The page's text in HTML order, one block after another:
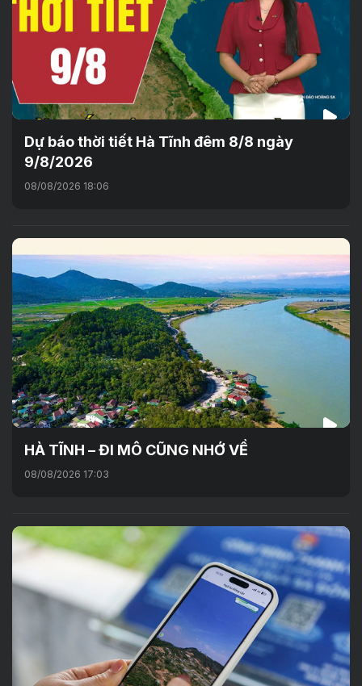
Dự báo thời tiết Hà Tĩnh đêm 8/8 ngày
9/8/2026
08/08/2026 18:06
HÀ TĨNH – ĐI MÔ CŨNG NHỚ VỀ
08/08/2026 17:03